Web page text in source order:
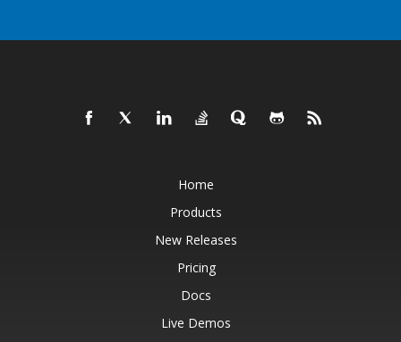
Home
Products
New Releases
Pricing
Docs
Live Demos